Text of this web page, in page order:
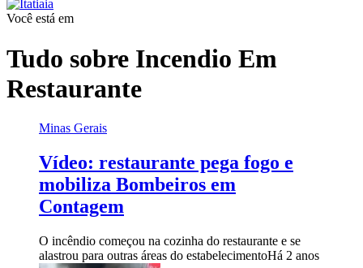
Você está em
Tudo sobre Incendio Em
Restaurante
Minas Gerais
Vídeo: restaurante pega fogo e
mobiliza Bombeiros em
Contagem
O incêndio começou na cozinha do restaurante e se
alastrou para outras áreas do estabelecimentoHá 2 anos